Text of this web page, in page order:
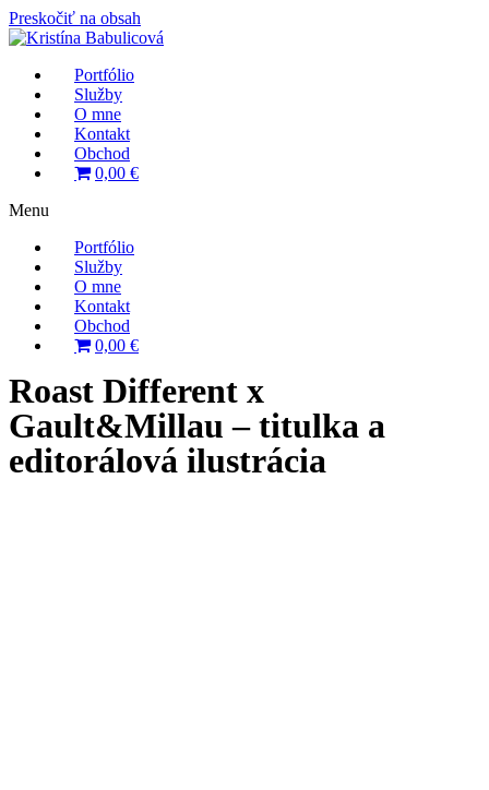
Preskočiť na obsah
Portfólio
Služby
O mne
Kontakt
Obchod
0,00 €
Menu
Portfólio
Služby
O mne
Kontakt
Obchod
0,00 €
Roast Different x
Gault&Millau – titulka a
editorálová ilustrácia